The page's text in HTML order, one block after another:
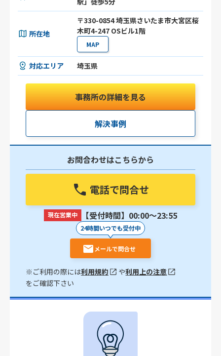
所在地
〒330-0854 埼玉県さいたま市大宮区桜
木町4-247 OSビル1階
MAP
対応エリア 埼玉県
事務所の詳細を見る
解決事例
お問合わせはこちらから
電話で問合せ
現在営業中 【受付時間】00:00〜23:55
24時間いつでも受付中
メールで問合せ
※ご利用の際には利用規約 や利用上の注意
をご確認下さい